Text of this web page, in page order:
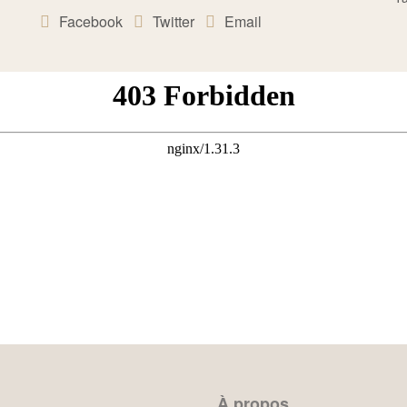
Facebook Twitter Email